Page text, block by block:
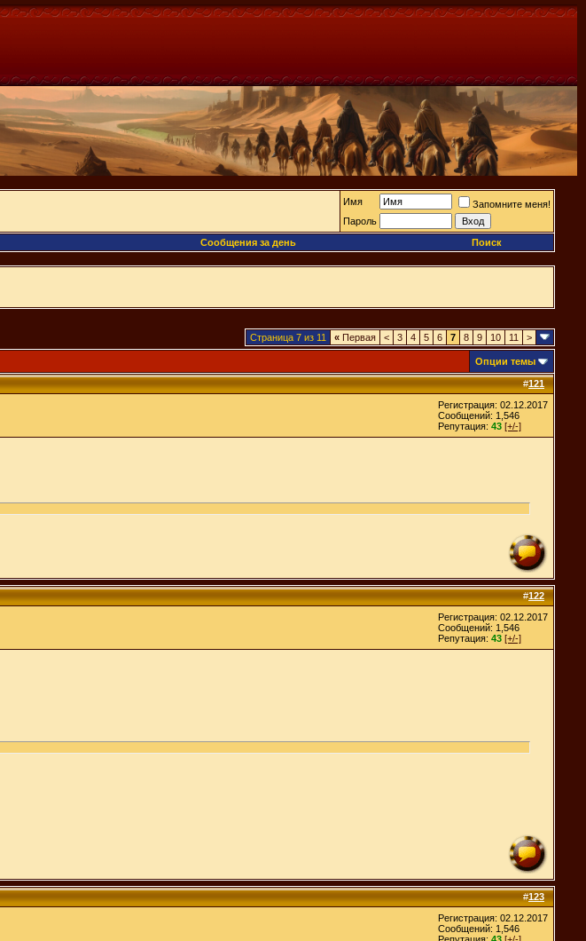
Имя
Запомните меня!
Пароль
Сообщения за день Поиск
Страница 7 из 11 « Первая < 3 4 5 6 7 8 9 10 11 >
Опции темы
#121
Регистрация: 02.12.2017
Сообщений: 1,546
Репутация: 43 [+/-]
#122
Регистрация: 02.12.2017
Сообщений: 1,546
Репутация: 43 [+/-]
#123
Регистрация: 02.12.2017
Сообщений: 1,546
Репутация: 43 [+/-]